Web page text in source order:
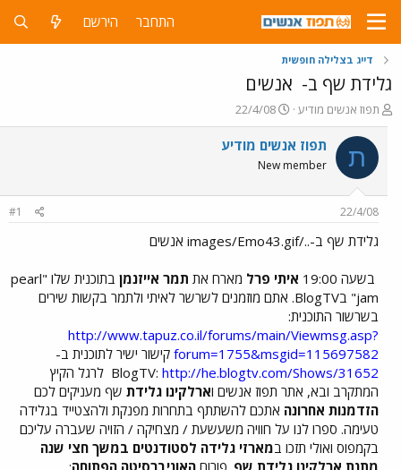
התחבר הירשם
דייג בצלילה חופשית
גלידת שף ב- אנשים
פ
ו
ת
ח
ה
ש
א
תפוז אנשים מודיע
פ
ו
ר
ם
ר
22/4/08
ת תפוז אנשים מודיע
New member
22/4/08
#1
גלידת שף ב-../images/Emo43.gif אנשים
בשעה 19:00 איתי פרל מארח את תמר אייזנמן
בתוכנית שלו "pearl
jam" בBlogTV. אתם מוזמנים לשרשר לאיתי ולתמר בקשות שירים
בשרשור התוכנית:
http://www.tapuz.co.il/forums/main/Viewmsg.asp?
forum=1755&msgid=115697582 קישור ישיר לתוכנית ב-
BlogTV: http://he.blogtv.com/Shows/31652
לרגל הקיץ
המתקרב ובא, אתר תפוז אנשים וארלקינו גלידת שף מעניקים לכם
הזדמנות אחרונה אתכם להשתתף בתחרות מפנקת ולהצטייד בגלידה
טעימה. ספרו לנו על חוויה משעשעת / מצחיקה / הזויה שעברה עליכם
בקמפוס ואולי תזכו במארזי גלידה לסטודנטים במשך חצי שנה
מתנת ארלקינו גלידת שף. פורום האוניברסיטה הפתוחה: